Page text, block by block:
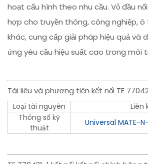
hoạt cấu hình theo nhu cầu. Vỏ đầu
hợp cho truyền thông, công nghiệp,
khác, cung cấp giải pháp hiệu quả và
ứng yêu cầu hiệu suất cao trong môi
Tài liệu và phương tiện kết nối TE
Loại tài nguyên
Liên
Thông số kỹ
thuật
Universal MATE-